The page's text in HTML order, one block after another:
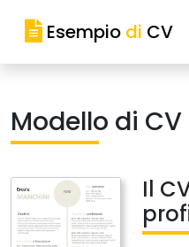
Esempio di CV
Modello di
Il